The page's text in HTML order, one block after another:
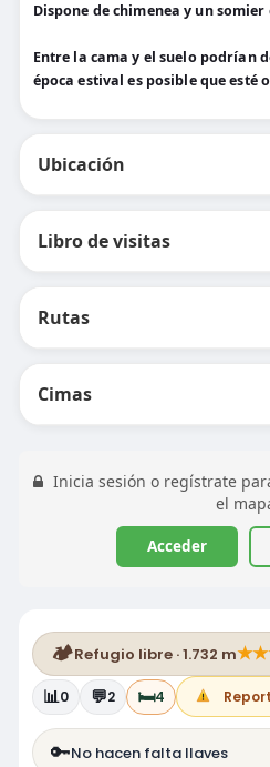
Dispone de chimenea y un somier
Entre la cama y el suelo podrían
época estival es posible que esté
Ubicación
Libro de visitas
Rutas
Cimas
Inicia sesión o regístrate
el
Acceder
🏕️Refugio libre · 1.732 m★★
📊0 💬2 🛏️4
🔑No hacen falta llaves